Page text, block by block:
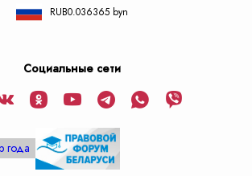
RUB0.036365 byn
Социальные сети